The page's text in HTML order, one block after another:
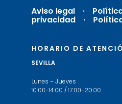
Aviso legal ·
privacidad ·
HORARIO DE
SEVILLA
Lunes – Jueves
10:00-14:00 / 17:00-20:00